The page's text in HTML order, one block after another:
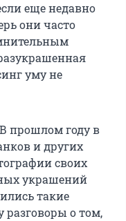
еще недавно
они часто
уму не
прошлом году в
и других
своих
украшений
такие
разговоры о том,